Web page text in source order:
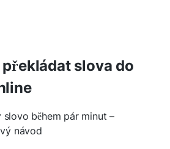
slova do
během pár minut –
návod